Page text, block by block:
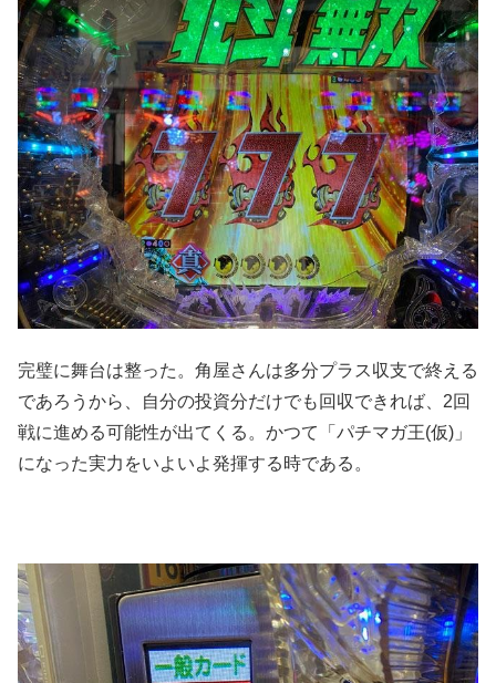
完璧に舞台は整った。角屋さんは多分プラス収支で終える
であろうから、自分の投資分だけでも回収できれば、2回
戦に進める可能性が出てくる。かつて「パチマガ王(仮)」
になった実力をいよいよ発揮する時である。